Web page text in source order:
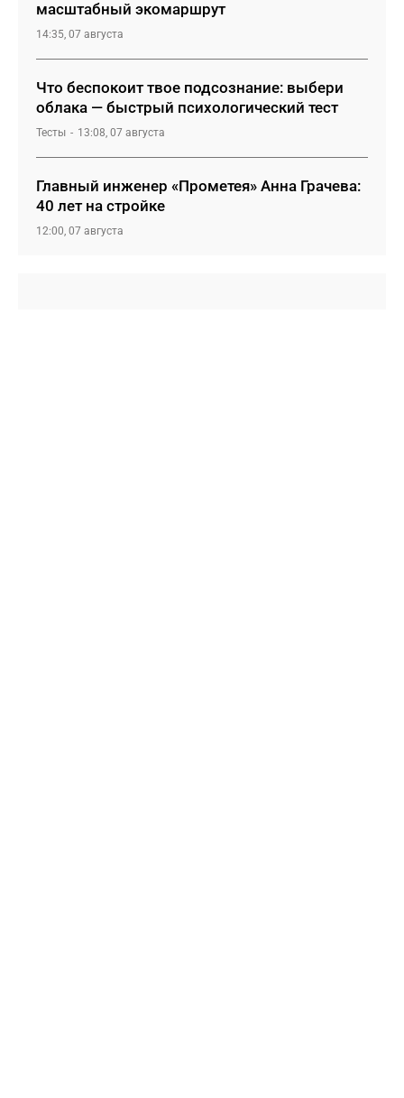
масштабный экомаршрут
14:35, 07 августа
Что беспокоит твое подсознание: выбери
облака — быстрый психологический тест
Тесты 13:08, 07 августа
Главный инженер «Прометея» Анна Грачева:
40 лет на стройке
12:00, 07 августа